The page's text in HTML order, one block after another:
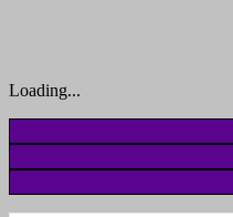
Loading...